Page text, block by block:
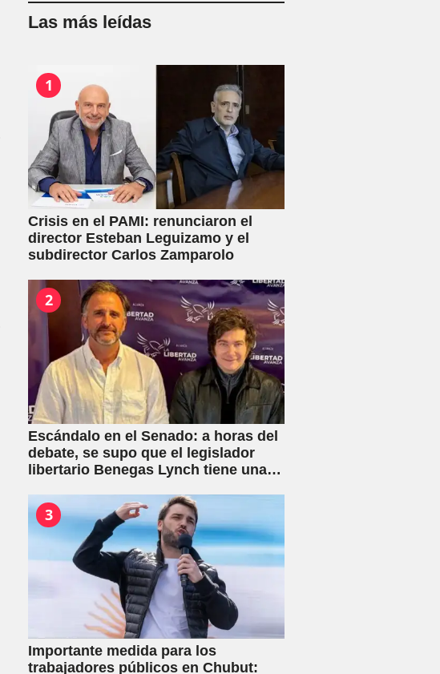
Las más leídas
1
Crisis en el PAMI: renunciaron el
director Esteban Leguizamo y el
subdirector Carlos Zamparolo
2
Escándalo en el Senado: a horas del
debate, se supo que el legislador
libertario Benegas Lynch tiene una
venta de tierras a extranjeros
3
Importante medida para los
trabajadores públicos en Chubut: